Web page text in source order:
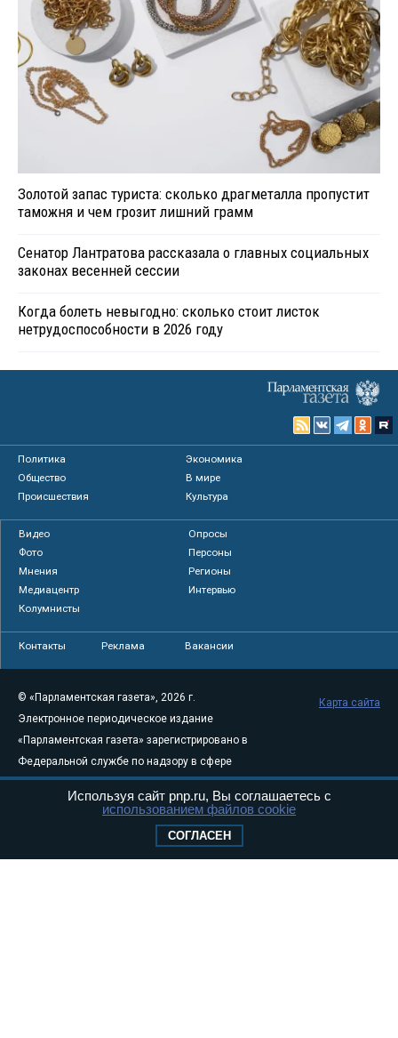
Золотой запас туриста: сколько драгметалла пропустит
таможня и чем грозит лишний грамм
Сенатор Лантратова рассказала о главных социальных
законах весенней сессии
Когда болеть невыгодно: сколько стоит листок
нетрудоспособности в 2026 году
Политика
Экономика
Общество
В мире
Происшествия
Культура
Видео
Опросы
Фото
Персоны
Мнения
Регионы
Медиацентр
Интервью
Колумнисты
Контакты Реклама Вакансии
© «Парламентская газета», 2026 г.
Электронное периодическое издание
«Парламентская газета» зарегистрировано в
Федеральной службе по надзору в сфере
связи, информационных технологий и
массовых коммуникаций (Роскомнадзор) 05
Свидетельство о регистрации Эл № ФС77-
Карта сайта
Используя сайт pnp.ru, Вы соглашаетесь с
использованием файлов cookie
СОГЛАСЕН